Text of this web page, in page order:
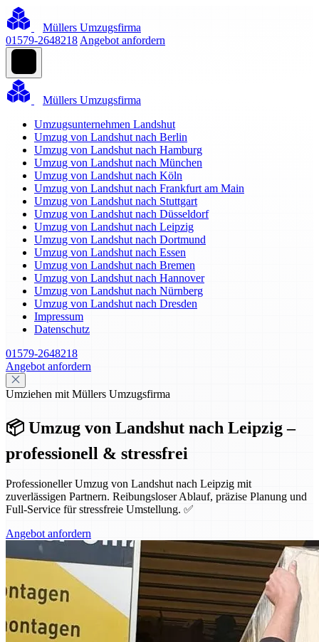
Müllers Umzugsfirma
01579-2648218 Angebot anfordern
Müllers Umzugsfirma
Umzugsunternehmen Landshut
Umzug von Landshut nach Berlin
Umzug von Landshut nach Hamburg
Umzug von Landshut nach München
Umzug von Landshut nach Köln
Umzug von Landshut nach Frankfurt am Main
Umzug von Landshut nach Stuttgart
Umzug von Landshut nach Düsseldorf
Umzug von Landshut nach Leipzig
Umzug von Landshut nach Dortmund
Umzug von Landshut nach Essen
Umzug von Landshut nach Bremen
Umzug von Landshut nach Hannover
Umzug von Landshut nach Nürnberg
Umzug von Landshut nach Dresden
Impressum
Datenschutz
01579-2648218
Angebot anfordern
Umziehen mit Müllers Umzugsfirma
📦 Umzug von Landshut nach Leipzig –
professionell & stressfrei
Professioneller Umzug von Landshut nach Leipzig mit
zuverlässigen Partnern. Reibungsloser Ablauf, präzise Planung und
Full-Service für stressfreie Umstellung. ✅
Angebot anfordern